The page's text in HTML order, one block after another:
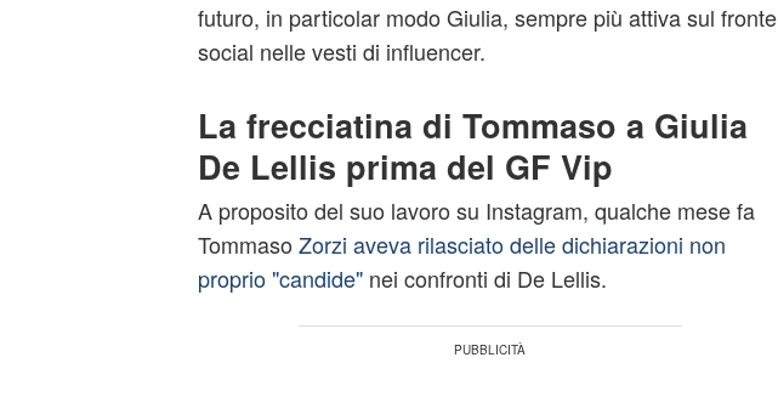
futuro, in particolar modo Giulia, sempre più attiva sul fronte
social nelle vesti di influencer.
La frecciatina di Tommaso a Giulia
De Lellis prima del GF Vip
A proposito del suo lavoro su Instagram, qualche mese fa
Tommaso Zorzi aveva rilasciato delle dichiarazioni non
proprio "candide"nei confronti di De Lellis.